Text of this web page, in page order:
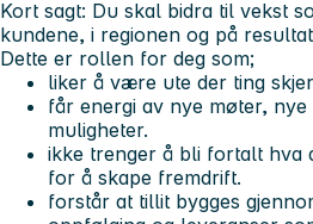
Kort sagt: Du skal bidra til vekst
kundene, i regionen og på
Dette er rollen for deg som;
liker å være ute der ting
får energi av nye møter,
muligheter.
ikke trenger å bli fortalt hva
for å skape fremdrift.
forstår at tillit bygges